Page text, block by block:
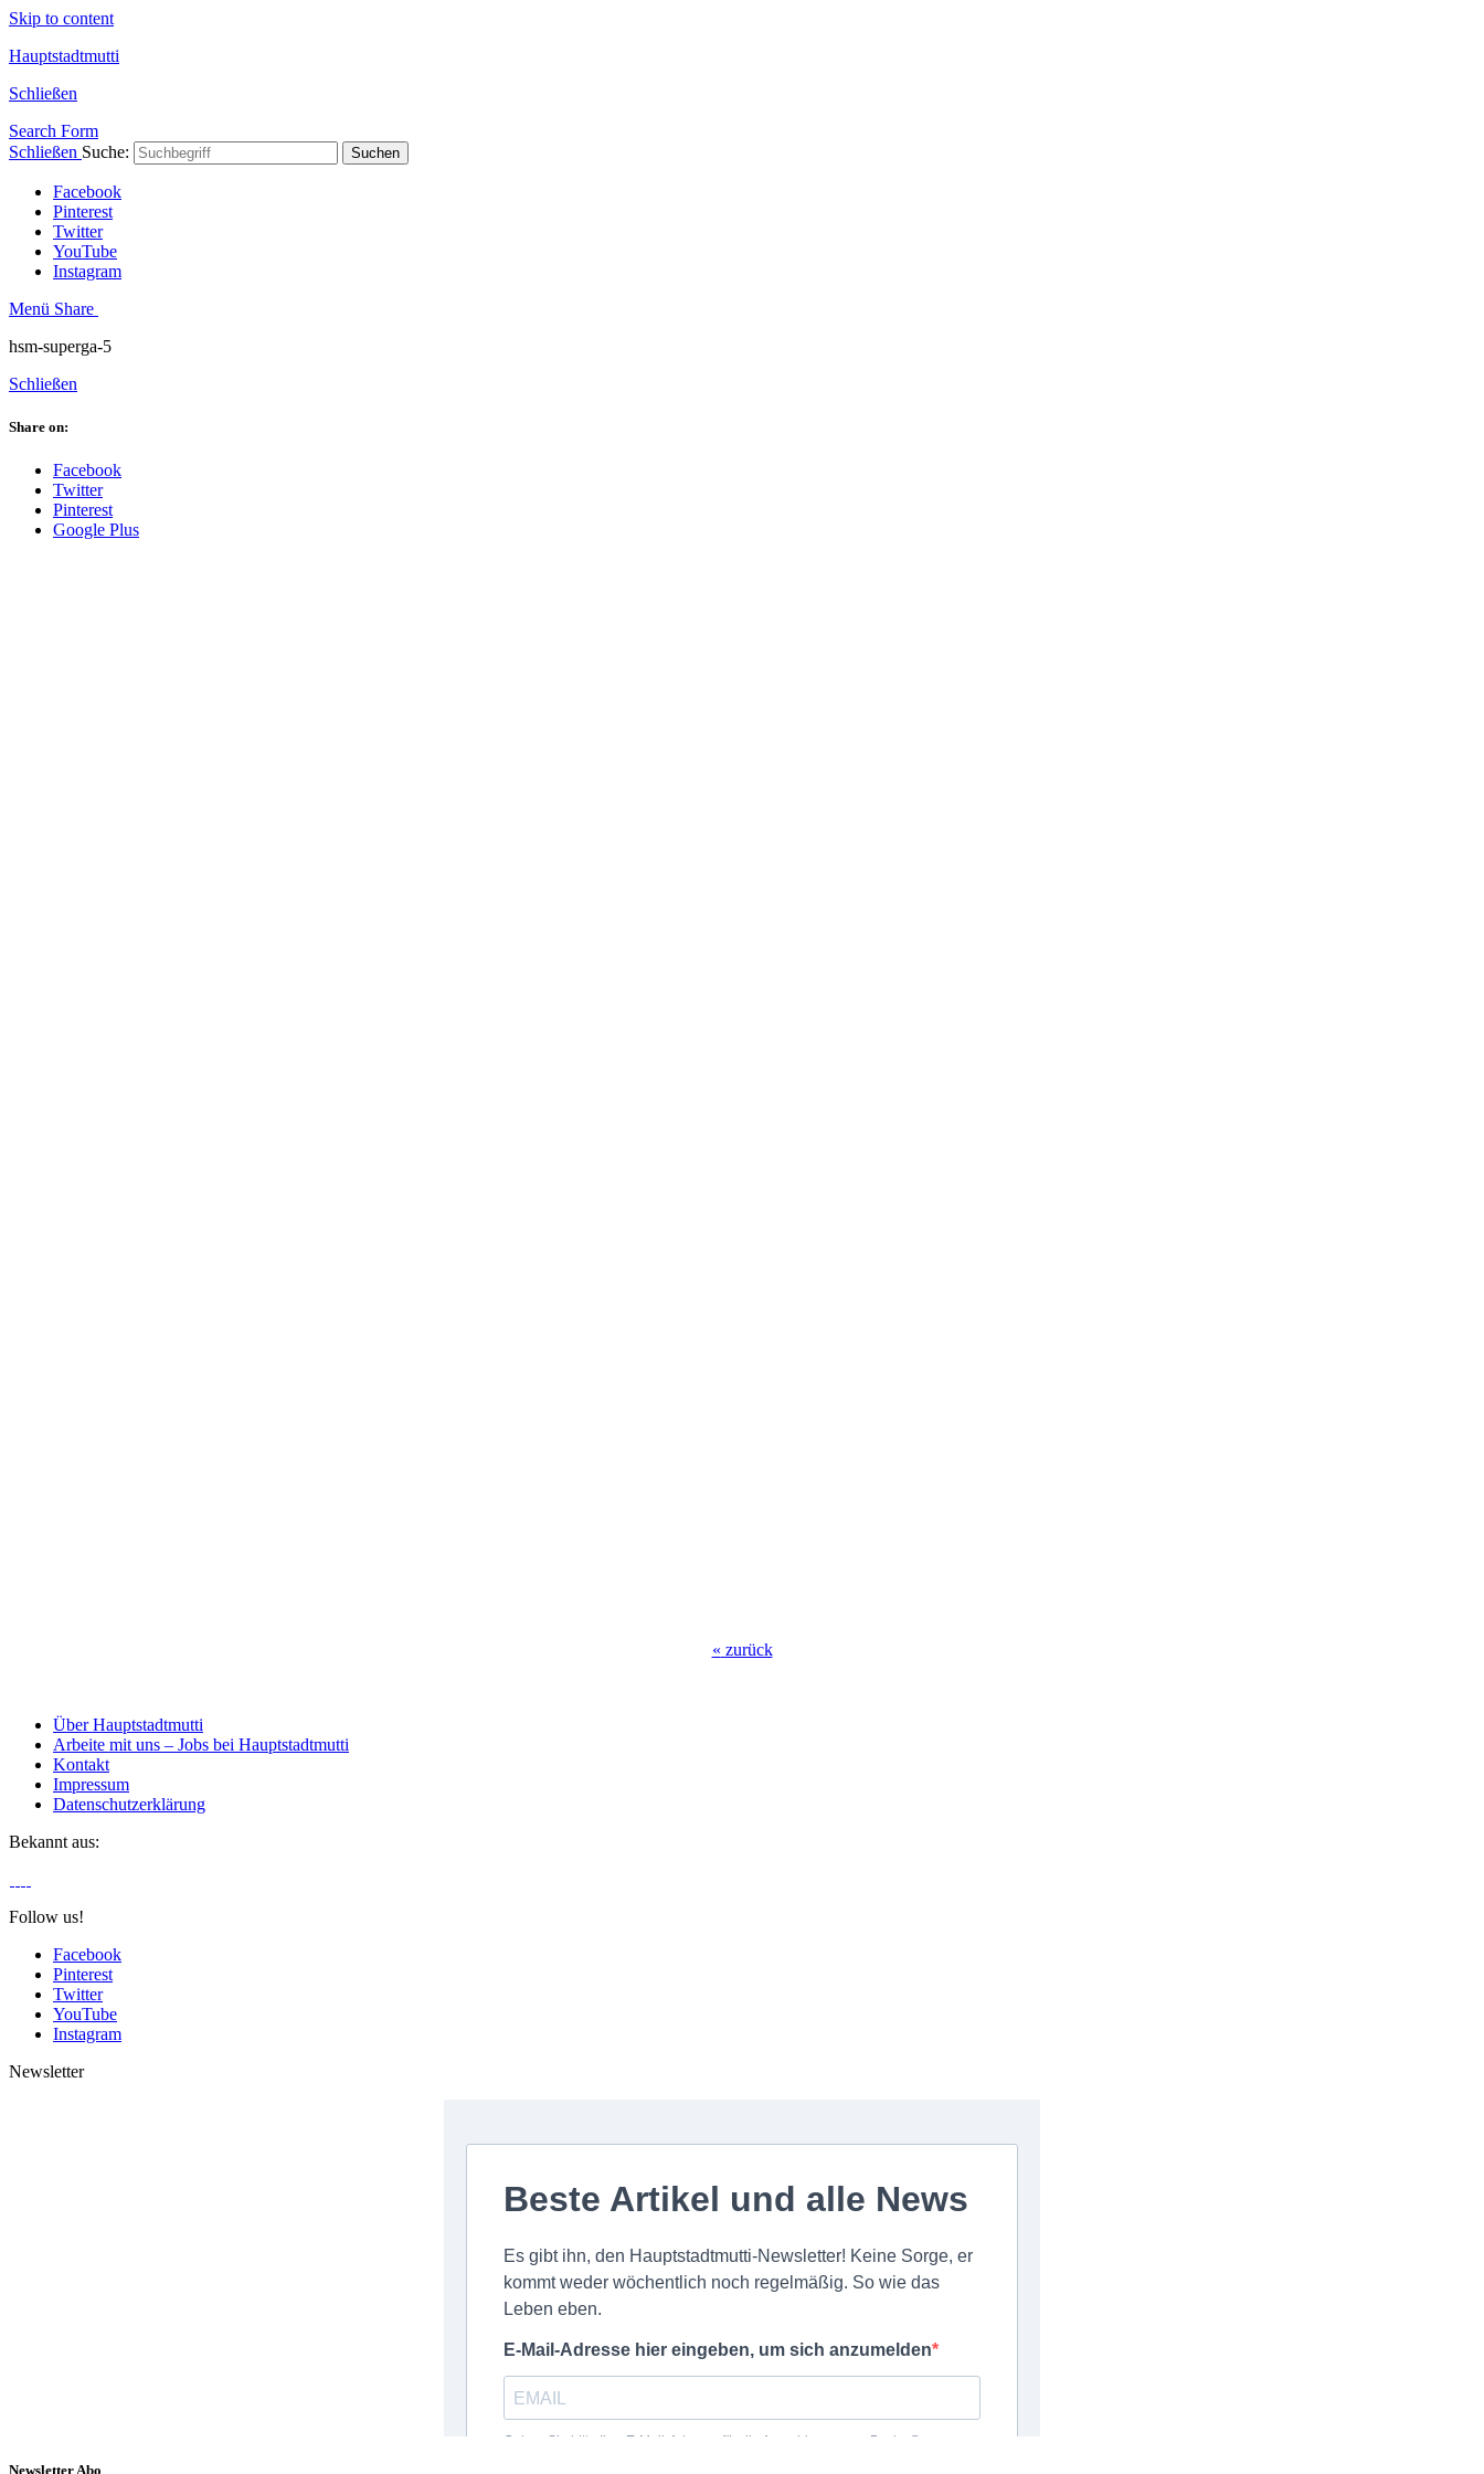
Skip to content
Hauptstadtmutti
Schließen
Search Form
Schließen Suche: Suchen
Facebook
Pinterest
Twitter
YouTube
Instagram
Menü Share
hsm-superga-5
Schließen
Share on:
Facebook
Twitter
Pinterest
Google Plus
« zurück
Über Hauptstadtmutti
Arbeite mit uns – Jobs bei Hauptstadtmutti
Kontakt
Impressum
Datenschutzerklärung
Bekannt aus:
Follow us!
Facebook
Pinterest
Twitter
YouTube
Instagram
Newsletter
Newsletter Abo